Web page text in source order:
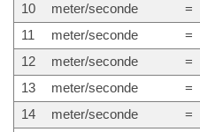
10
meter/seconde =
11
meter/seconde =
12
meter/seconde =
13
meter/seconde =
14
meter/seconde =